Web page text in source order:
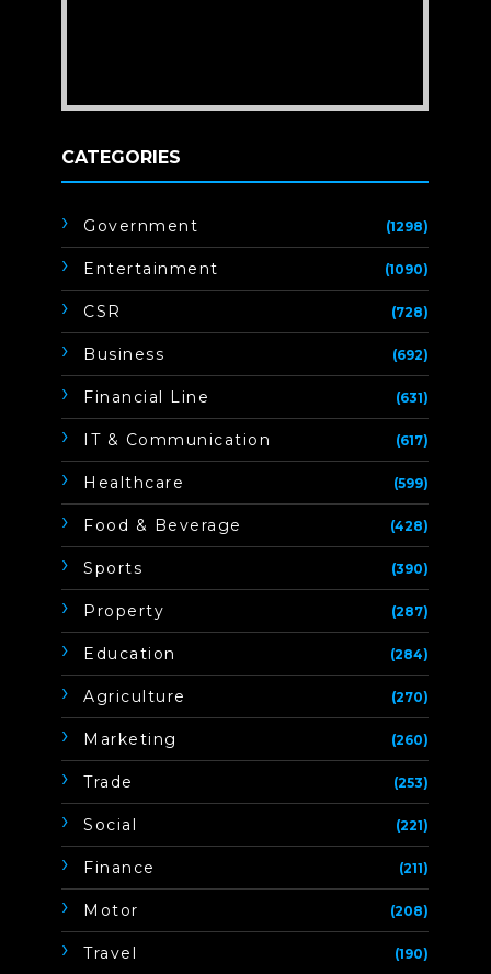
CATEGORIES
Government (1298)
Entertainment (1090)
CSR (728)
Business (692)
Financial Line (631)
IT & Communication (617)
Healthcare (599)
Food & Beverage (428)
Sports (390)
Property (287)
Education (284)
Agriculture (270)
Marketing (260)
Trade (253)
Social (221)
Finance (211)
Motor (208)
Travel (190)